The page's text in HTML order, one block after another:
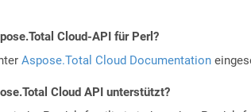
Cloud-API für Perl?
Aspose.Total Cloud Documentation
Cloud API unterstützt?